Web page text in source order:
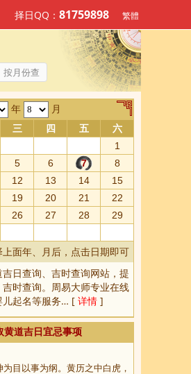
按月份查
择日QQ： 81759898 繁體
年 月
三 四 五
六
1
5 6 7
8
12 13 14
15
19 20 21
22
26 27 28
29
面年、月后，点击日期即可
吉日查询、 吉时查询网站，提
时查询。周易大师专业在线
儿起名等服务… [ 详情 ]
黄道吉日宜忌事项
目以事为纲。黄历之中白虎，